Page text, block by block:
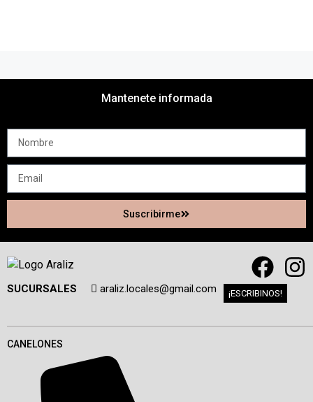
Mantenete informada
Suscribirme
SUCURSALES araliz.locales@gmail.com ¡ESCRIBINOS!
CANELONES